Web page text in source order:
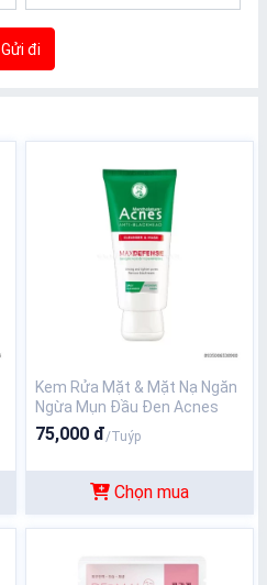
Gửi đi
Kem Rửa Mặt & Mặt Nạ Ngăn
Ngừa Mụn Đầu Đen Acnes
100g
75,000 đ/Tuýp
Chọn mua